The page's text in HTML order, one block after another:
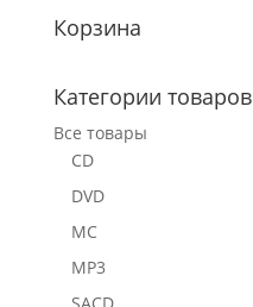
Корзина
Категории товаров
Все товары
CD
DVD
MC
MP3